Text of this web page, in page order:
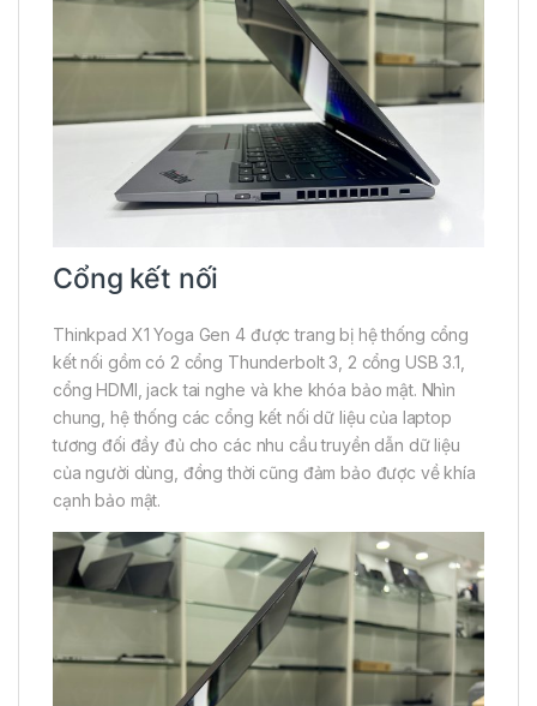
Cổng kết nối
Thinkpad X1 Yoga Gen 4 được trang bị hệ thống cổng
kết nối gồm có 2 cổng Thunderbolt 3, 2 cổng USB 3.1,
cổng HDMI, jack tai nghe và khe khóa bảo mật. Nhìn
chung, hệ thống các cổng kết nối dữ liệu của laptop
tương đối đầy đủ cho các nhu cầu truyền dẫn dữ liệu
của người dùng, đồng thời cũng đảm bảo được về khía
cạnh bảo mật.